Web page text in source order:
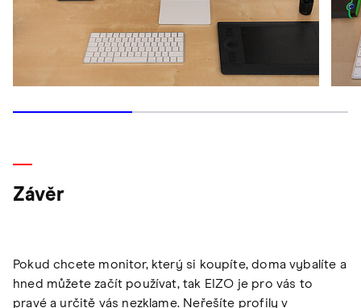
Závěr
Pokud chcete monitor, který si koupíte, doma vybalíte a
hned můžete začít používat, tak EIZO je pro vás to
pravé a určitě vás nezklame. Neřešíte profily v